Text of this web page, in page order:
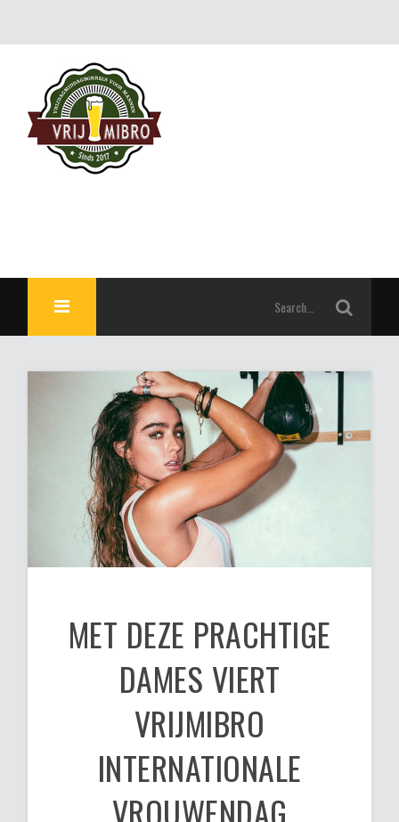
MET DEZE PRACHTIGE
DAMES VIERT
VRIJMIBRO
INTERNATIONALE
VROUWENDAG